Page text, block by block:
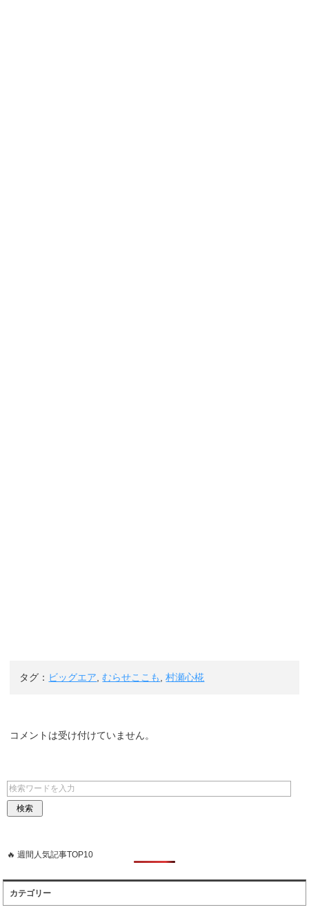
タグ： ビッグエア ,むらせここも ,村瀬心椛
コメントは受け付けていません。
🔥 週間人気記事TOP10
カテゴリー